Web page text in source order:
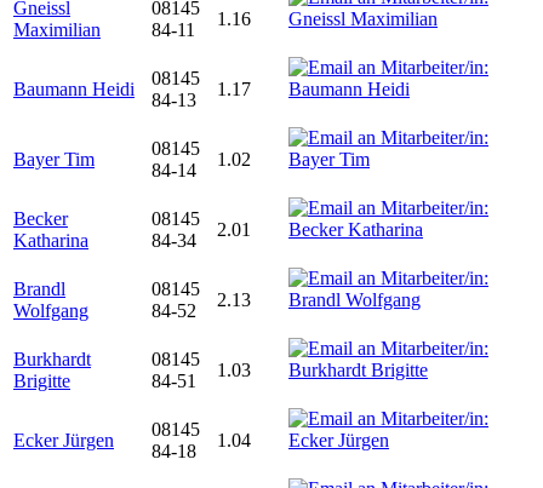
Gneissl
Maximilian
08145
84-11
1.16
Baumann Heidi
08145
84-13
1.17
Bayer Tim
08145
84-14
1.02
Becker
Katharina
08145
84-34
2.01
Brandl
Wolfgang
08145
84-52
2.13
Burkhardt
Brigitte
08145
84-51
1.03
Ecker Jürgen
08145
84-18
1.04